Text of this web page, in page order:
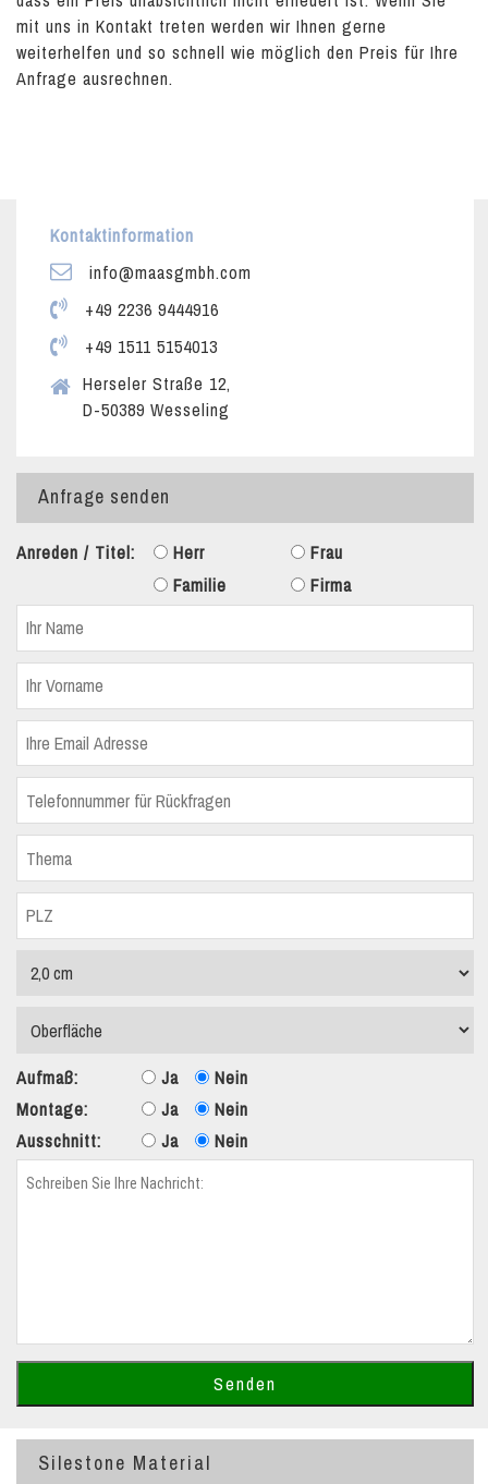
mit uns in Kontakt treten werden wir Ihnen gerne
weiterhelfen und so schnell wie möglich den Preis für Ihre
Anfrage ausrechnen.
Kontaktinformation
info@maasgmbh.com
+49 2236 9444916
+49 1511 5154013
Herseler Straße 12,
D-50389 Wesseling
Anfrage senden
Anreden / Titel: Herr
Frau
Familie
Firma
Aufmaß: Ja
Nein
Montage:
Ja
Nein
Ausschnitt:
Ja Nein
Silestone Material